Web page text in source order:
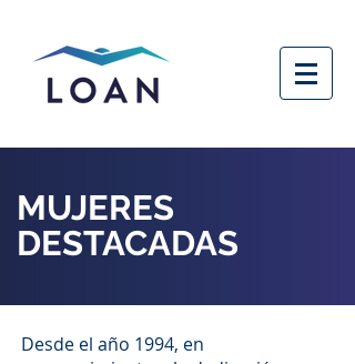
MUJERES
DESTACADAS
Desde el año 1994, en